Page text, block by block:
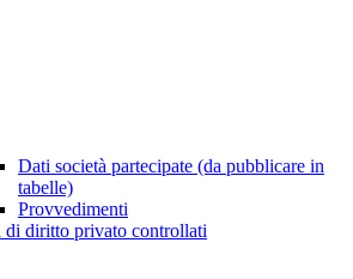
Dati società partecipate (da pubblicare in
tabelle)
Provvedimenti
di diritto privato controllati